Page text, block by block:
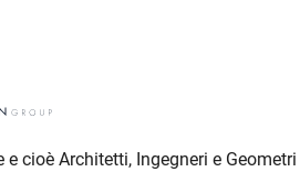
cioè Architetti, Ingegneri e Geometri